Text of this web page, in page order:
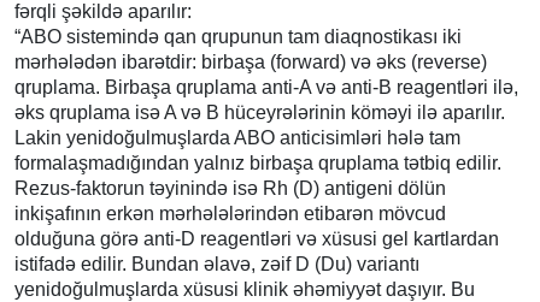
fərqli şəkildə aparılır:
“ABO sistemində qan qrupunun tam diaqnostikası iki
mərhələdən ibarətdir: birbaşa (forward) və əks (reverse)
qruplama. Birbaşa qruplama anti-A və anti-B reagentləri ilə,
əks qruplama isə A və B hüceyrələrinin köməyi ilə aparılır.
Lakin yenidoğulmuşlarda ABO anticisimləri hələ tam
formalaşmadığından yalnız birbaşa qruplama tətbiq edilir.
Rezus-faktorun təyinində isə Rh (D) antigeni dölün
inkişafının erkən mərhələlərindən etibarən mövcud
olduğuna görə anti-D reagentləri və xüsusi gel kartlardan
istifadə edilir. Bundan əlavə, zəif D (Du) variantı
yenidoğulmuşlarda xüsusi klinik əhəmiyyət daşıyır. Bu